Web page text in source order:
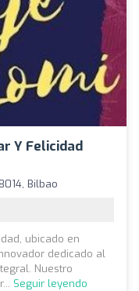
Y Felicidad
Bilbao
ubicado en
dedicado al
Nuestro
Seguir leyendo